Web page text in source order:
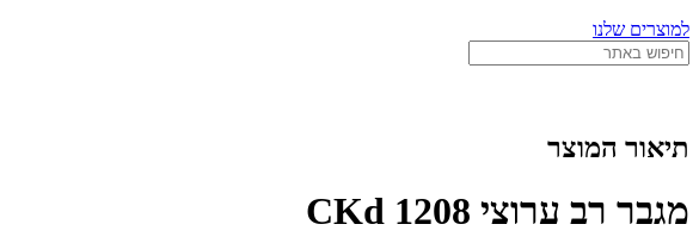
למוצרים שלנו
תיאור המוצר
מגבר רב ערוצי CKd 1208